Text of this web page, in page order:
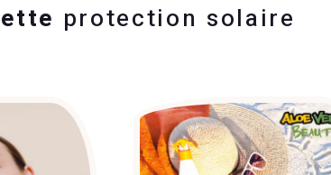
protection solaire